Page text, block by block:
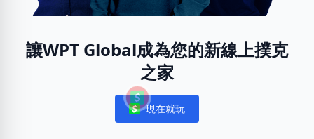
讓WPT Global成為您的新線上撲克
之家
Notifications
現在就玩